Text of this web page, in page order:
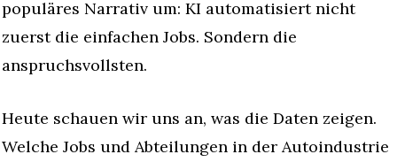
populäres Narrativ um: KI automatisiert nicht
zuerst die einfachen Jobs. Sondern die
anspruchsvollsten.
Heute schauen wir uns an, was die Daten zeigen.
Welche Jobs und Abteilungen in der Autoindustrie